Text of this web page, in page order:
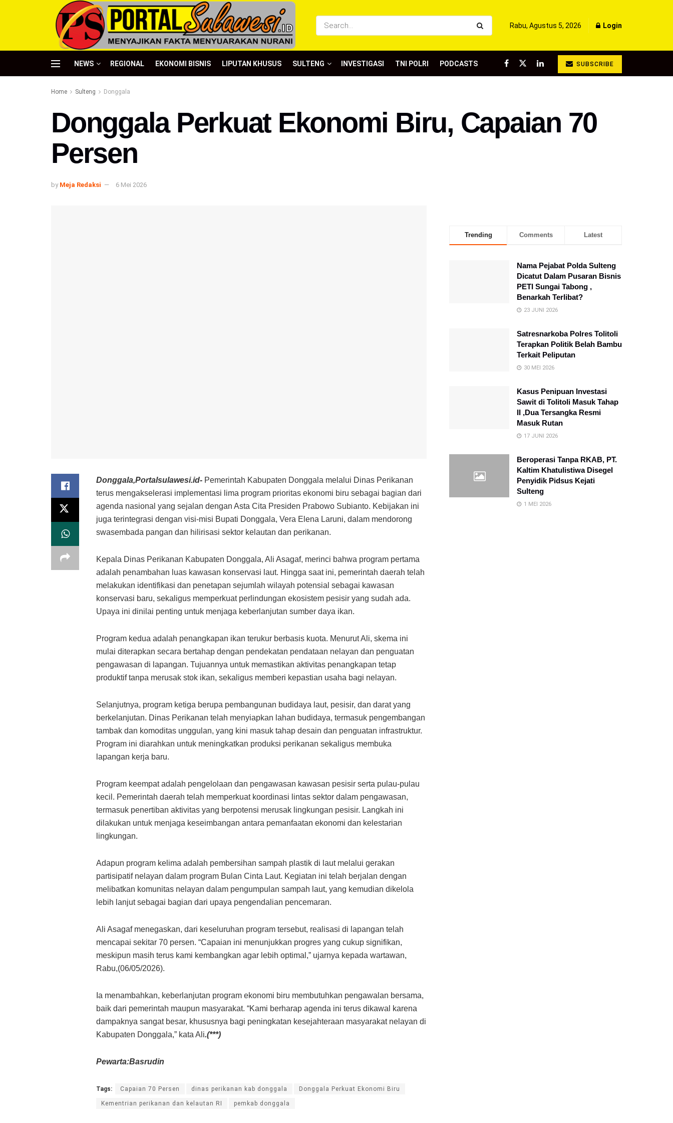
Rabu, Agustus 5, 2026 Login
NEWS REGIONAL EKONOMI BISNIS LIPUTAN KHUSUS SULTENG INVESTIGASI TNI POLRI PODCASTS SUBSCRIBE
Home Sulteng Donggala
Donggala Perkuat Ekonomi Biru, Capaian 70
Persen
by Meja Redaksi 6 Mei 2026
Donggala,Portalsulawesi.id- Pemerintah Kabupaten Donggala melalui Dinas Perikanan
terus mengakselerasi implementasi lima program prioritas ekonomi biru sebagai bagian dari
agenda nasional yang sejalan dengan Asta Cita Presiden Prabowo Subianto. Kebijakan ini
juga terintegrasi dengan visi-misi Bupati Donggala, Vera Elena Laruni, dalam mendorong
swasembada pangan dan hilirisasi sektor kelautan dan perikanan.
Kepala Dinas Perikanan Kabupaten Donggala, Ali Asagaf, merinci bahwa program pertama
adalah penambahan luas kawasan konservasi laut. Hingga saat ini, pemerintah daerah telah
melakukan identifikasi dan penetapan sejumlah wilayah potensial sebagai kawasan
konservasi baru, sekaligus memperkuat perlindungan ekosistem pesisir yang sudah ada.
Upaya ini dinilai penting untuk menjaga keberlanjutan sumber daya ikan.
Program kedua adalah penangkapan ikan terukur berbasis kuota. Menurut Ali, skema ini
mulai diterapkan secara bertahap dengan pendekatan pendataan nelayan dan penguatan
pengawasan di lapangan. Tujuannya untuk memastikan aktivitas penangkapan tetap
produktif tanpa merusak stok ikan, sekaligus memberi kepastian usaha bagi nelayan.
Selanjutnya, program ketiga berupa pembangunan budidaya laut, pesisir, dan darat yang
berkelanjutan. Dinas Perikanan telah menyiapkan lahan budidaya, termasuk pengembangan
tambak dan komoditas unggulan, yang kini masuk tahap desain dan penguatan infrastruktur.
Program ini diarahkan untuk meningkatkan produksi perikanan sekaligus membuka
lapangan kerja baru.
Program keempat adalah pengelolaan dan pengawasan kawasan pesisir serta pulau-pulau
kecil. Pemerintah daerah telah memperkuat koordinasi lintas sektor dalam pengawasan,
termasuk penertiban aktivitas yang berpotensi merusak lingkungan pesisir. Langkah ini
dilakukan untuk menjaga keseimbangan antara pemanfaatan ekonomi dan kelestarian
lingkungan.
Adapun program kelima adalah pembersihan sampah plastik di laut melalui gerakan
partisipatif nelayan dalam program Bulan Cinta Laut. Kegiatan ini telah berjalan dengan
melibatkan komunitas nelayan dalam pengumpulan sampah laut, yang kemudian dikelola
lebih lanjut sebagai bagian dari upaya pengendalian pencemaran.
Ali Asagaf menegaskan, dari keseluruhan program tersebut, realisasi di lapangan telah
mencapai sekitar 70 persen. “Capaian ini menunjukkan progres yang cukup signifikan,
meskipun masih terus kami kembangkan agar lebih optimal,” ujarnya kepada wartawan,
Rabu,(06/05/2026).
Ia menambahkan, keberlanjutan program ekonomi biru membutuhkan pengawalan bersama,
baik dari pemerintah maupun masyarakat. “Kami berharap agenda ini terus dikawal karena
dampaknya sangat besar, khususnya bagi peningkatan kesejahteraan masyarakat nelayan di
Kabupaten Donggala,” kata Ali.(***)
Pewarta:Basrudin
Tags: Capaian 70 Persen dinas perikanan kab donggala Donggala Perkuat Ekonomi Biru
Kementrian perikanan dan kelautan RI pemkab donggala
Trending Comments Latest
Nama Pejabat Polda Sulteng
Dicatut Dalam Pusaran Bisnis
PETI Sungai Tabong ,
Benarkah Terlibat?
23 JUNI 2026
Satresnarkoba Polres Tolitoli
Terapkan Politik Belah Bambu
Terkait Peliputan
30 MEI 2026
Kasus Penipuan Investasi
Sawit di Tolitoli Masuk Tahap
II ,Dua Tersangka Resmi
Masuk Rutan
17 JUNI 2026
Beroperasi Tanpa RKAB, PT.
Kaltim Khatulistiwa Disegel
Penyidik Pidsus Kejati
Sulteng
1 MEI 2026